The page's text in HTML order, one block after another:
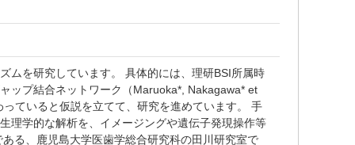
ムを研究しています。 具体的には、理研BSI所属時
ップ結合ネットワーク（Maruoka*, Nakagawa* et
ていると仮説を立てて、研究を進めています。 手
理学的な解析を、イメージングや遺伝子発現操作等
る、鹿児島大学医歯学総合研究科の田川研究室で